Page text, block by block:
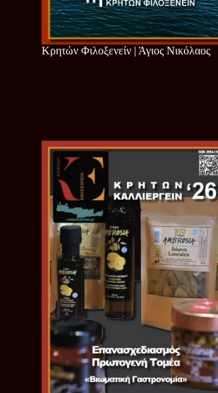
Κρητών Φιλοξενείν | Άγιος Νικόλαος